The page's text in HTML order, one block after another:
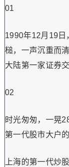
01
1990年12月19日
槌，一声沉重而
大陆第一家证券
02
时光匆匆，一晃
第一代股市大户
上海的第一代炒